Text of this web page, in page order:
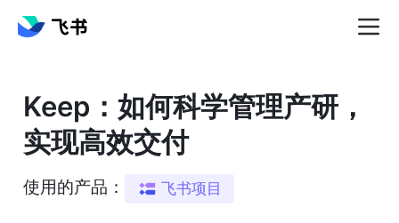
Keep：如何科学管理产研，
实现高效交付
使用的产品： 飞书项目